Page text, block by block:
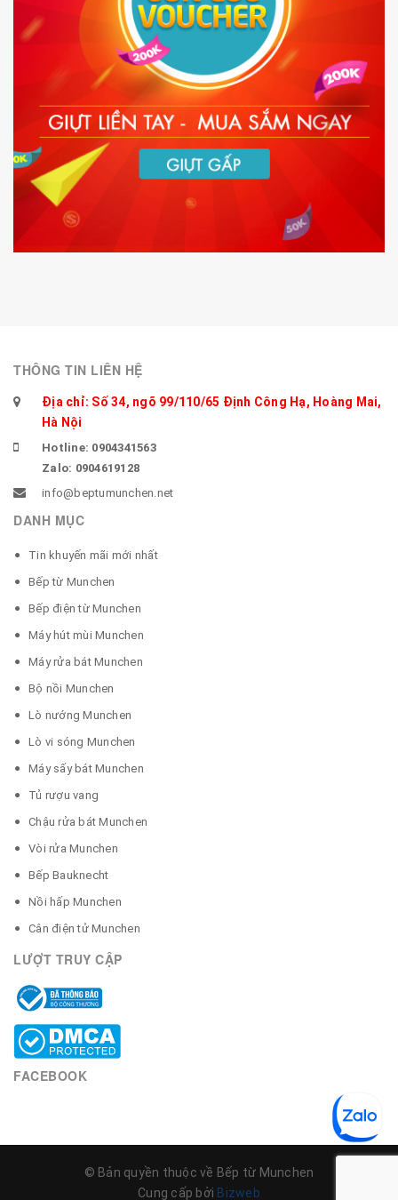
THÔNG TIN LIÊN HỆ
Địa chỉ: Số 34, ngõ 99/110/65 Định Công Hạ, Hoàng Mai,
Hà Nội
Hotline: 0904341563
Zalo: 0904619128
info@beptumunchen.net
DANH MỤC
Tin khuyến mãi mới nhất
Bếp từ Munchen
Bếp điện từ Munchen
Máy hút mùi Munchen
Máy rửa bát Munchen
Bộ nồi Munchen
Lò nướng Munchen
Lò vi sóng Munchen
Máy sấy bát Munchen
Tủ rượu vang
Chậu rửa bát Munchen
Vòi rửa Munchen
Bếp Bauknecht
Nồi hấp Munchen
Cân điện tử Munchen
LƯỢT TRUY CẬP
FACEBOOK
© Bản quyền thuộc về Bếp từ Munchen
Cung cấp bởi Bizweb